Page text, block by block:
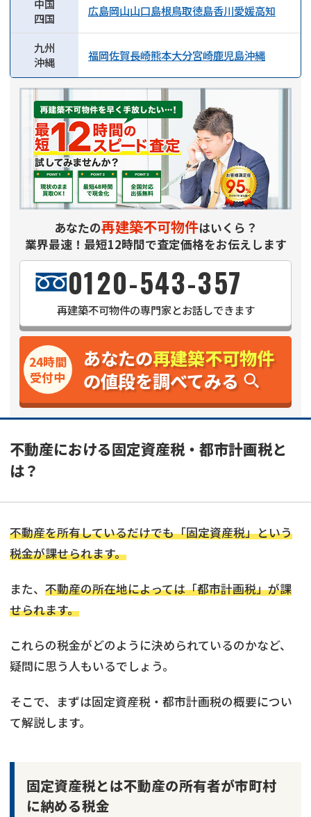
中国
四国
広島岡山山口島根鳥取徳島香川愛媛高知
九州
沖縄
福岡佐賀長崎熊本大分宮崎鹿児島沖縄
あなたの再建築不可物件はいくら？
業界最速！最短12時間で査定価格をお伝えします
0120-543-357
再建築不可物件の専門家とお話しできます
あなたの再建築不可物件
の値段を調べてみる
24時間
受付中
不動産における固定資産税・都市計画税と
は？
不動産を所有しているだけでも「固定資産税」という
税金が課せられます。
また、 不動産の所在地によっては「都市計画税」が課
せられます。
これらの税金がどのように決められているのかなど、
疑問に思う人もいるでしょう。
そこで、まずは固定資産税・都市計画税の概要につい
て解説します。
固定資産税とは不動産の所有者が市町村
に納める税金